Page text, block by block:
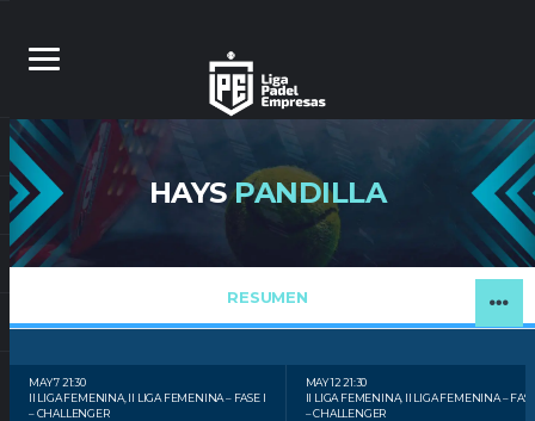
HAYSPANDILLA
RESUMEN
MAY 721:30
II LIGA FEMENINA, II LIGA FEMENINA – FASE I
– CHALLENGER
MAY 12 21:30
II LIGA FEMENINA, II LIGA FEMENINA –
– CHALLENGER